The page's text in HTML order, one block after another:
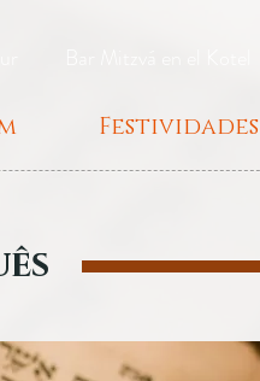
Festividades